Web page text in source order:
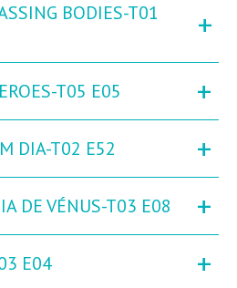
BODIES-T01
+
T05 E05 +
DIA-T02 E52 +
DE VÉNUS-T03 E08 +
E04 +